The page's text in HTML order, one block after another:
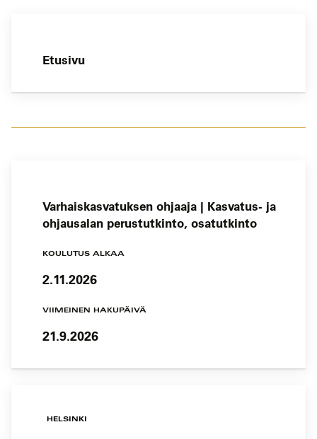
Etusivu
Varhaiskasvatuksen ohjaaja | Kasvatus- ja
ohjausalan perustutkinto, osatutkinto
KOULUTUS ALKAA
2.11.2026
VIIMEINEN HAKUPÄIVÄ
21.9.2026
HELSINKI